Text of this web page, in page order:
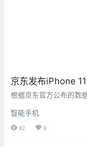
京东发布iPhone
战报 成交额同比增
根据京东官方公布的数
内，京东已处理98%新
one 11系列成交额较
智能手机
82 0